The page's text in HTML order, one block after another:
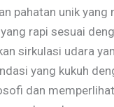
pahatan unik yang
rapi sesuai
sirkulasi udara
yang kukuh
dan